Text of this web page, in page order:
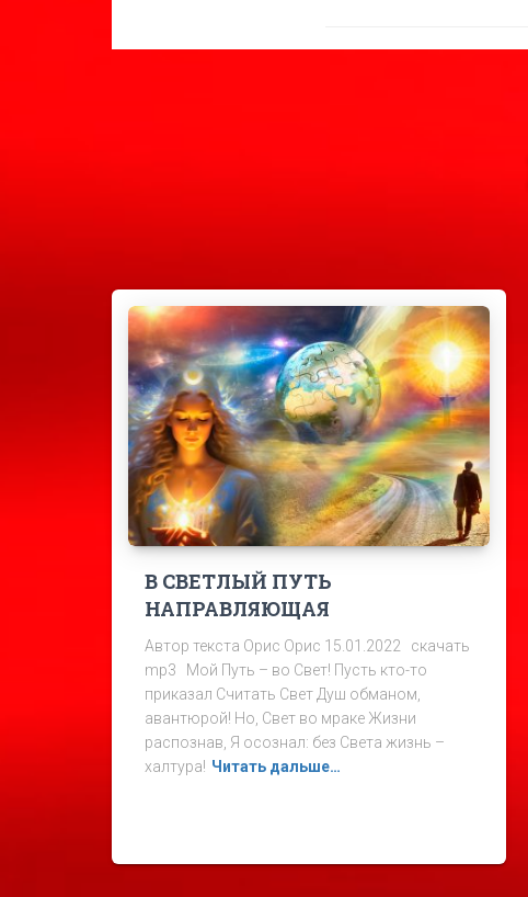
В СВЕТЛЫЙ ПУТЬ
НАПРАВЛЯЮЩАЯ
Автор текста Орис Орис 15.01.2022 скачать
mp3 Мой Путь – во Свет! Пусть кто-то
приказал Считать Свет Душ обманом,
авантюрой! Но, Свет во мраке Жизни
распознав, Я осознал: без Света жизнь –
халтура! Читать дальше…